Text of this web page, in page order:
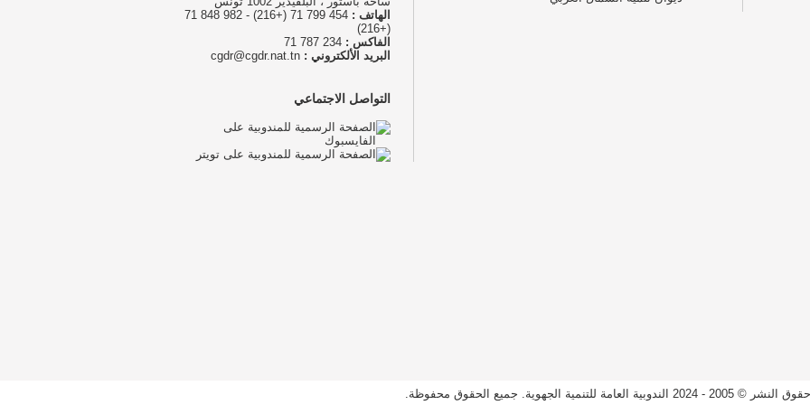
الهاتف :
454 799 71 (+216) - 982 848 71
(+216)
الفاكس :
البريد الألكتروني : cgdr@cgdr.nat.tn
التواصل الاجتماعي
حقوق النشر © 2005 - 2024 الندوبية العامة للتنمية الجهوية. جميع الحقوق محفوظة.